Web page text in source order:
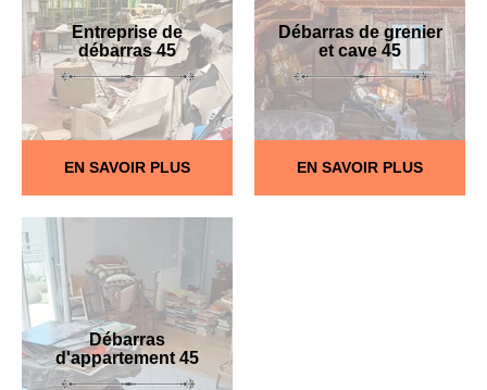
Entreprise de
débarras 45
EN SAVOIR PLUS
Débarras de grenier
et cave 45
EN SAVOIR PLUS
Débarras
d'appartement 45